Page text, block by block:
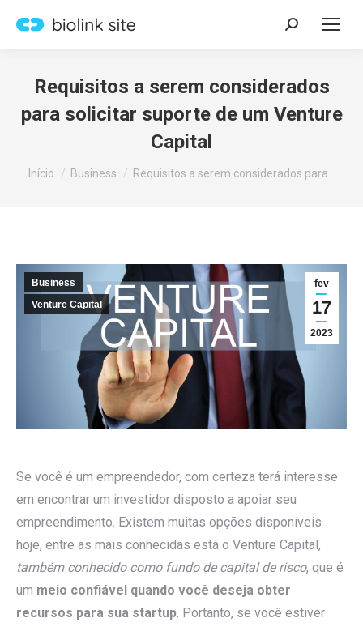
Search:
Requisitos a serem considerados
para solicitar suporte de um Venture
Capital
Você está aqui:
Início Business Requisitos a serem considerados para…
fev
17
2023
Business
Venture Capital
Se você é um empreendedor, com certeza terá interesse
em encontrar um investidor disposto a apoiar seu
empreendimento. Existem muitas opções disponíveis
hoje, entre as mais conhecidas está o Venture Capital,
também conhecido como fundo de capital de risco, que é
um meio confiável quando você deseja obter
recursos para sua startup. Portanto, se você estiver